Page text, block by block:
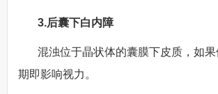
3.后囊下白内障
混浊位于晶状体的囊膜下皮质，如
期即影响视力。